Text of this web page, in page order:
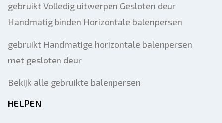
gebruikt Volledig uitwerpen Gesloten deur
Handmatig binden Horizontale balenpersen
gebruikt Handmatige horizontale balenpersen
met gesloten deur
Bekijk alle gebruikte balenpersen
HELPEN